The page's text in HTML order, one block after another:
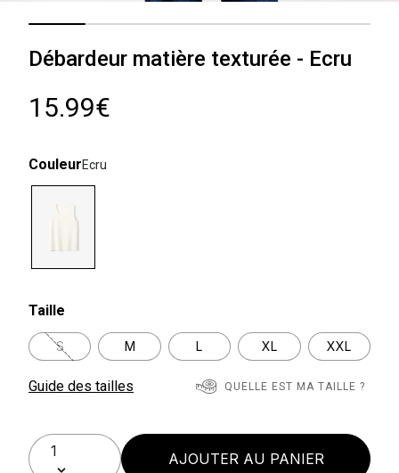
Débardeur matière texturée - Ecru
15.99€
CouleurEcru
Taille
S M L XL XXL
Guide des tailles QUELLE EST MA TAILLE ?
AJOUTER AU PANIER